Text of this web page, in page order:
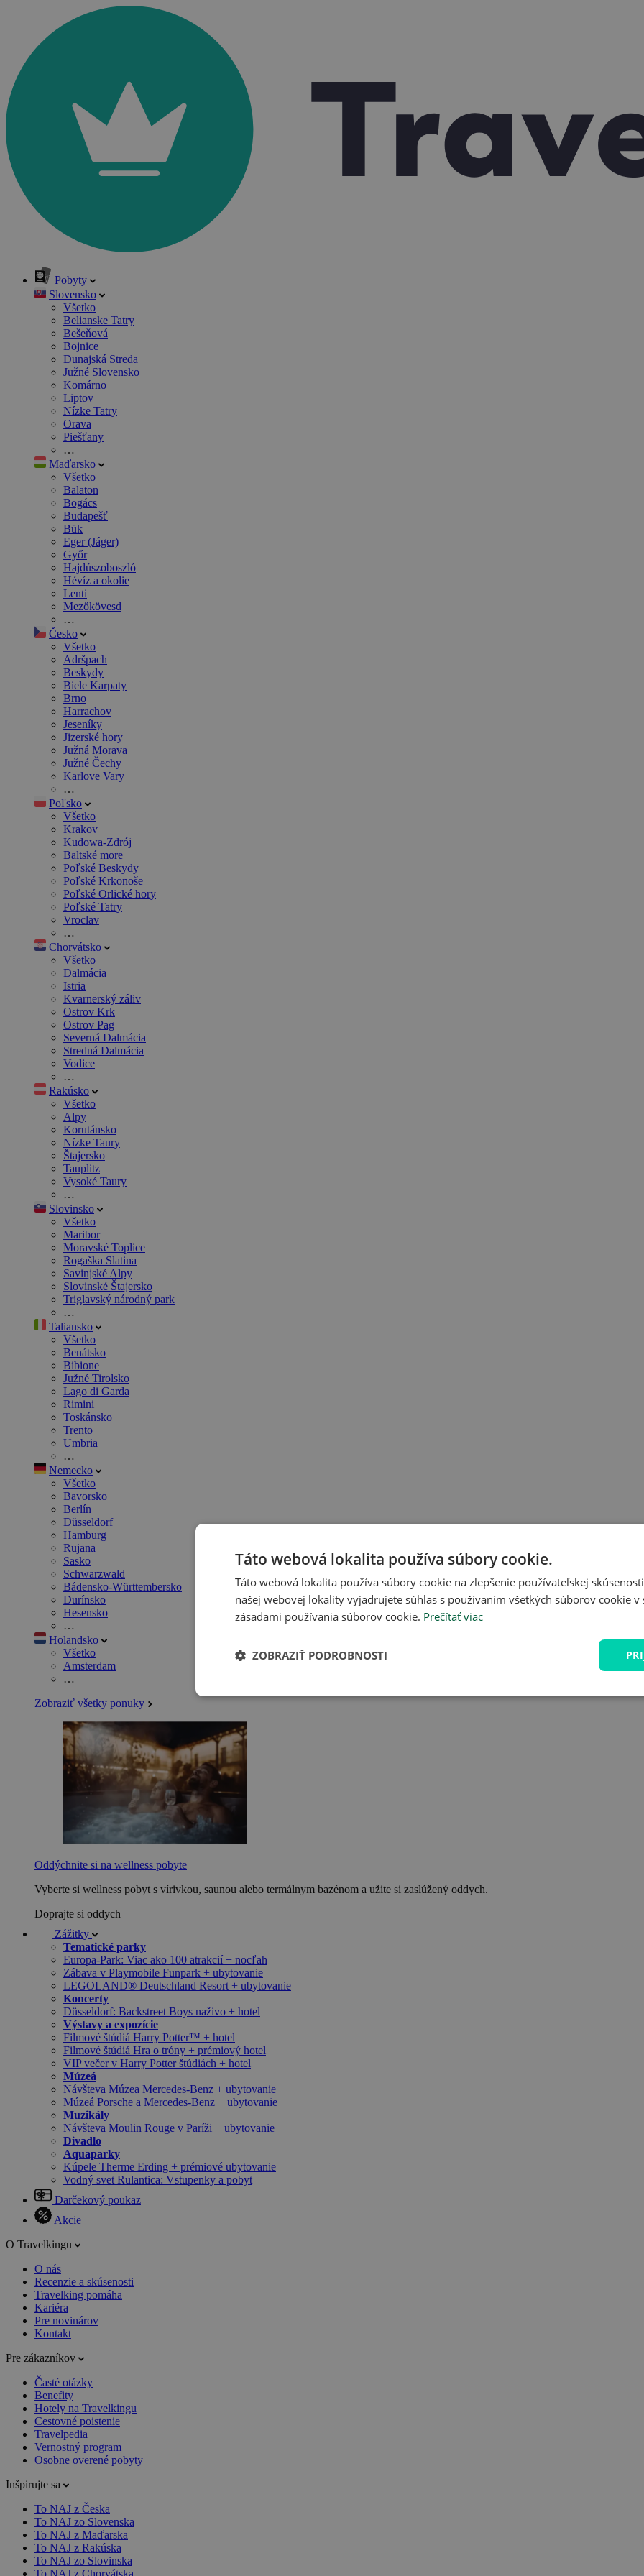
Pobyty
Slovensko
Všetko
Belianske Tatry
Bešeňová
Bojnice
Dunajská Streda
Južné Slovensko
Komárno
Liptov
Nízke Tatry
Orava
Piešťany
…
Maďarsko
Všetko
Balaton
Bogács
Budapešť
Bük
Eger (Jáger)
Győr
Hajdúszoboszló
Hévíz a okolie
Lenti
Mezőkövesd
…
Česko
Všetko
Adršpach
Beskydy
Biele Karpaty
Brno
Harrachov
Jeseníky
Jizerské hory
Južná Morava
Južné Čechy
Karlove Vary
…
Poľsko
Všetko
Krakov
Kudowa-Zdrój
Baltské more
Poľské Beskydy
Poľské Krkonoše
Poľské Orlické hory
Poľské Tatry
Vroclav
…
Chorvátsko
Všetko
Dalmácia
Istria
Kvarnerský záliv
Ostrov Krk
Ostrov Pag
Severná Dalmácia
Stredná Dalmácia
Vodice
…
Rakúsko
Všetko
Alpy
Korutánsko
Nízke Taury
Štajersko
Tauplitz
Vysoké Taury
…
Slovinsko
Všetko
Maribor
Moravské Toplice
Rogaška Slatina
Savinjské Alpy
Slovinské Štajersko
Triglavský národný park
…
Taliansko
Všetko
Benátsko
Bibione
Južné Tirolsko
Lago di Garda
Rimini
Toskánsko
Trento
Umbria
…
Nemecko
Všetko
Bavorsko
Berlín
Düsseldorf
Hamburg
Rujana
Sasko
Schwarzwald
Bádensko-Württembersko
Durínsko
Hesensko
…
Holandsko
Všetko
Amsterdam
…
Zobraziť všetky ponuky
Oddýchnite si na wellness pobyte
Vyberte si wellness pobyt s vírivkou, saunou alebo termálnym bazénom a užite si zaslúžený oddych.
Doprajte si oddych
Zážitky
Tematické parky
Europa-Park: Viac ako 100 atrakcií + nocľah
Zábava v Playmobile Funpark + ubytovanie
LEGOLAND® Deutschland Resort + ubytovanie
Koncerty
Düsseldorf: Backstreet Boys naživo + hotel
Výstavy a expozície
Filmové štúdiá Harry Potter™ + hotel
Filmové štúdiá Hra o tróny + prémiový hotel
VIP večer v Harry Potter štúdiách + hotel
Múzeá
Návšteva Múzea Mercedes-Benz + ubytovanie
Múzeá Porsche a Mercedes-Benz + ubytovanie
Muzikály
Návšteva Moulin Rouge v Paríži + ubytovanie
Divadlo
Aquaparky
Kúpele Therme Erding + prémiové ubytovanie
Vodný svet Rulantica: Vstupenky a pobyt
Darčekový poukaz
Akcie
O Travelkingu
O nás
Recenzie a skúsenosti
Travelking pomáha
Kariéra
Pre novinárov
Kontakt
Pre zákazníkov
Časté otázky
Benefity
Hotely na Travelkingu
Cestovné poistenie
Travelpedia
Vernostný program
Osobne overené pobyty
Inšpirujte sa
To NAJ z Česka
To NAJ zo Slovenska
To NAJ z Maďarska
To NAJ z Rakúska
To NAJ zo Slovinska
To NAJ z Chorvátska
Táto webová lokalita používa súbory cookie.
Táto webová lokalita používa súbory cookie na zlepšenie používateľskej
našej webovej lokality vyjadrujete súhlas s používaním všetkých súborov cookie v
zásadami používania súborov cookie. Prečítať viac
ZOBRAZIŤ PODROBNOSTI